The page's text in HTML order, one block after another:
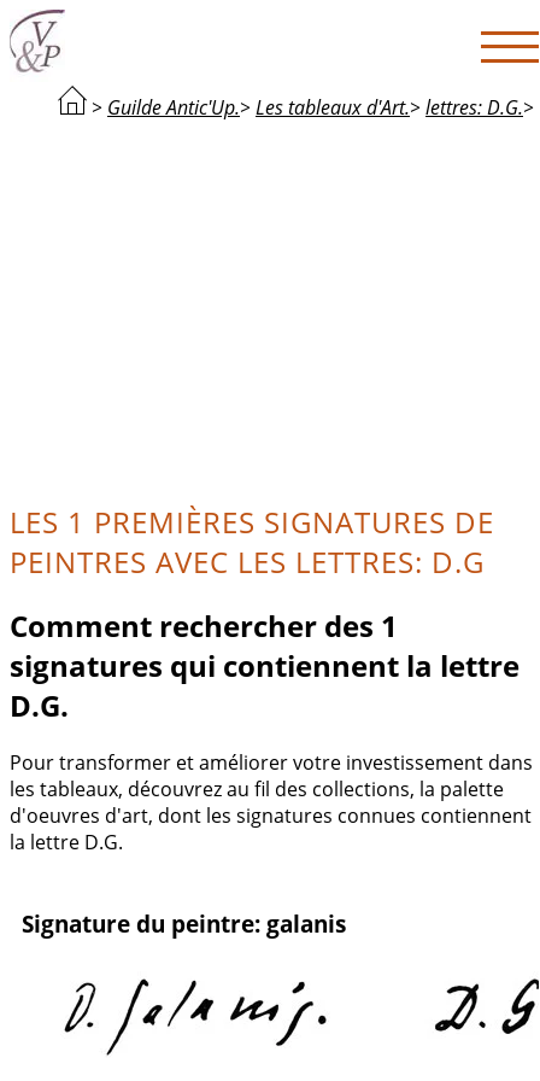
> Guilde Antic'Up.> Les tableaux d'Art.> lettres: D.G.>
LES 1 PREMIÈRES SIGNATURES DE
PEINTRES AVEC LES LETTRES: D.G
Comment rechercher des 1
signatures qui contiennent la lettre
D.G.
Pour transformer et améliorer votre investissement dans
les tableaux, découvrez au fil des collections, la palette
d'oeuvres d'art, dont les signatures connues contiennent
la lettre D.G.
Signature du peintre: galanis